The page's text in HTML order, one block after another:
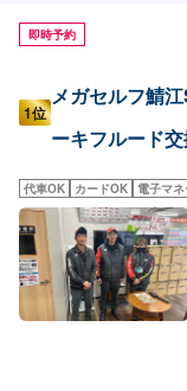
即時予約
1位
メガセルフ鯖
ーキフルード
代車OK カードOK 電子マ